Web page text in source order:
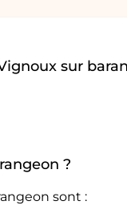
sur
?
sont :